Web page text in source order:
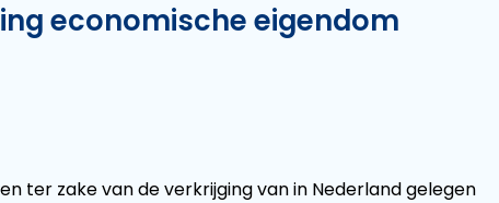
economische eigendom
ter zake van de verkrijging van in Nederland gelegen